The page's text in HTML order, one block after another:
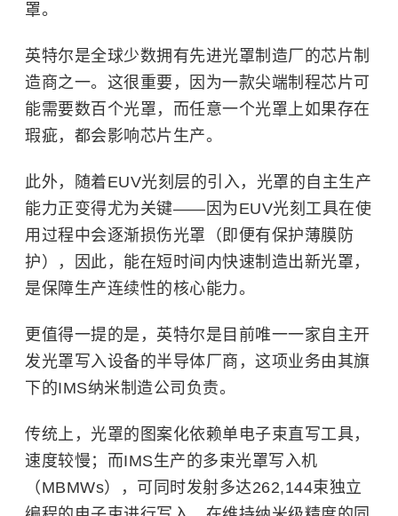
罩。
英特尔是全球少数拥有先进光罩制造厂的芯片制
造商之一。这很重要，因为一款尖端制程芯片可
能需要数百个光罩，而任意一个光罩上如果存在
瑕疵，都会影响芯片生产。
此外，随着EUV光刻层的引入，光罩的自主生产
能力正变得尤为关键——因为EUV光刻工具在使
用过程中会逐渐损伤光罩（即便有保护薄膜防
护），因此，能在短时间内快速制造出新光罩，
是保障生产连续性的核心能力。
更值得一提的是，英特尔是目前唯一一家自主开
发光罩写入设备的半导体厂商，这项业务由其旗
下的IMS纳米制造公司负责。
传统上，光罩的图案化依赖单电子束直写工具，
速度较慢；而IMS生产的多束光罩写入机
（MBMWs），可同时发射多达262,144束独立